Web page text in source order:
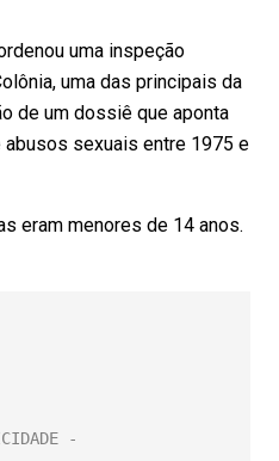
uma inspeção
uma das principais da
de um dossiê que aponta
sexuais entre 1975 e
eram menores de 14 anos.